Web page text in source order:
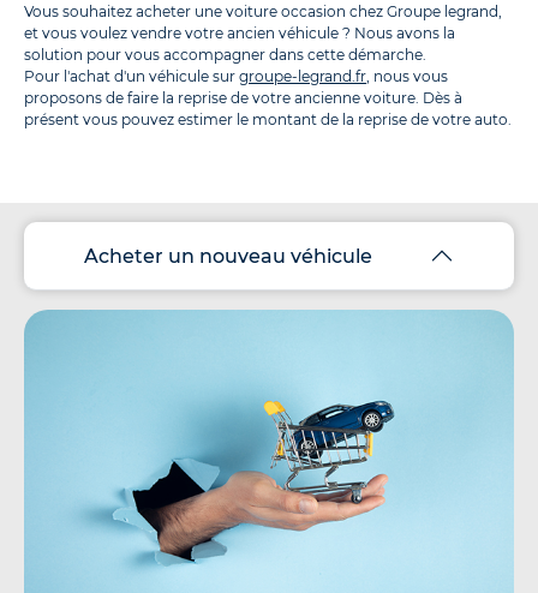
Vous souhaitez acheter une voiture occasion chez Groupe legrand,
et vous voulez vendre votre ancien véhicule ? Nous avons la
solution pour vous accompagner dans cette démarche.
Pour l'achat d'un véhicule sur groupe-legrand.fr, nous vous
proposons de faire la reprise de votre ancienne voiture. Dès à
présent vous pouvez estimer le montant de la reprise de votre auto.
Acheter un nouveau véhicule